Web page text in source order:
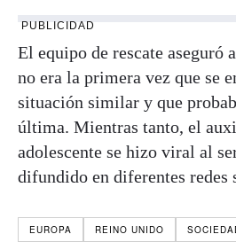
PUBLICIDAD
El equipo de rescate aseguró
no era la primera vez que se
situación similar y que
última. Mientras tanto, el
adolescente se hizo viral al
difundido en diferentes redes
EUROPA REINO UNIDO